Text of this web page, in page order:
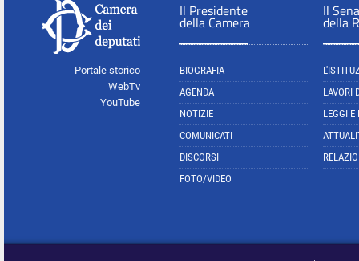
Portale storico
WebTv
YouTube
Il Presidente
della Camera
BIOGRAFIA
AGENDA
NOTIZIE
COMUNICATI
DISCORSI
FOTO/VIDEO
Il
della
LAVORI
LEGGI E